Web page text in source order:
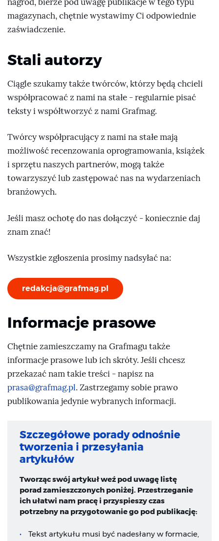
nagród, bierze pod uwagę publikacje w tego typu
magazynach, chętnie wystawimy Ci odpowiednie
zaświadczenie.
Stali autorzy
Ciągle szukamy także twórców, którzy będą chcieli
współpracować z nami na stałe - regularnie pisać
teksty i współtworzyć z nami Grafmag.
Twórcy współpracujący z nami na stałe mają
możliwość recenzowania oprogramowania, książek
i sprzętu naszych partnerów, mogą także
towarzyszyć lub zastępować nas na wydarzeniach
branżowych.
Jeśli masz ochotę do nas dołączyć - koniecznie daj
znam znać!
Wszystkie zgłoszenia prosimy nadsyłać na:
redakcja@grafmag.pl
Informacje prasowe
Chętnie zamieszczamy na Grafmagu także
informacje prasowe lub ich skróty. Jeśli chcesz
przekazać nam takie treści - napisz na
prasa@grafmag.pl. Zastrzegamy sobie prawo
publikowania jedynie wybranych informacji.
Szczegółowe porady odnośnie
tworzenia i przesyłania
artykułów
Tworząc swój artykuł weź pod uwagę listę
porad zamieszczonych poniżej. Przestrzeganie
ich ułatwi nam pracę i przyspieszy czas
potrzebny na przygotowanie go pod publikację:
Tekst artykułu musi być nadesłany w formacie,